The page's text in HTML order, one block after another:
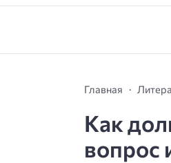
Главная
Как
вопрос